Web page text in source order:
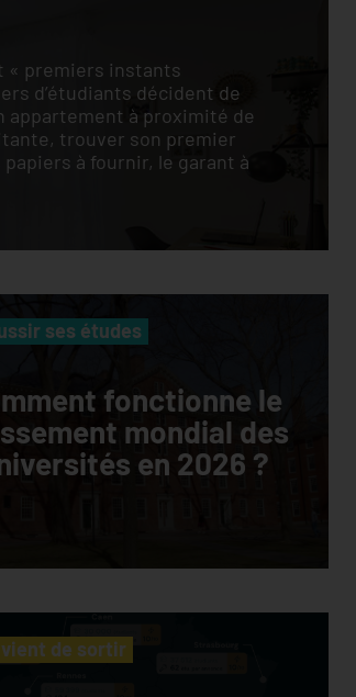
« premiers instants
d’étudiants décident de
appartement à proximité de
trouver son premier
à fournir, le garant à
ses études
fonctionne le
mondial des
en 2026 ?
vient de sortir